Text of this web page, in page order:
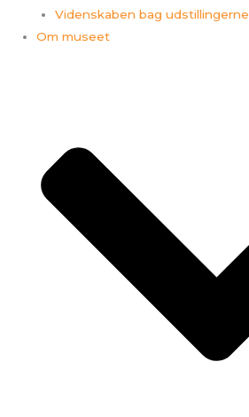
Videnskaben bag udstillingerne
Om museet